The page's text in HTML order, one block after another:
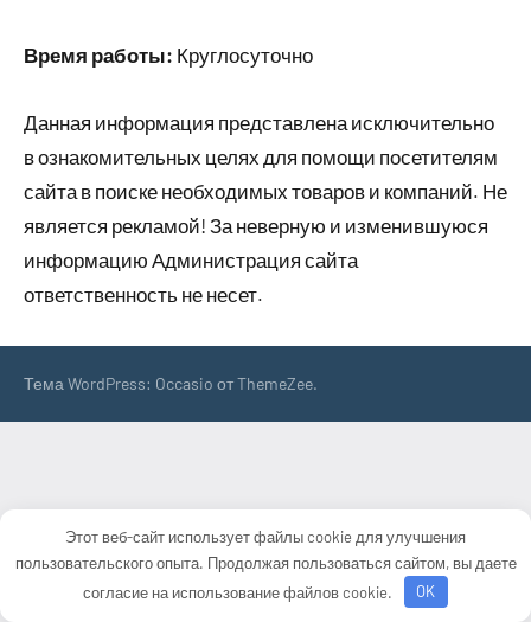
Время работы: Круглосуточно
Данная информация представлена исключительно
в ознакомительных целях для помощи посетителям
сайта в поиске необходимых товаров и компаний. Не
является рекламой! За неверную и изменившуюся
информацию Администрация сайта
ответственность не несет.
Тема WordPress: Occasio от ThemeZee.
Этот веб-сайт использует файлы cookie для улучшения
пользовательского опыта. Продолжая пользоваться сайтом, вы даете
согласие на использование файлов cookie.
OK